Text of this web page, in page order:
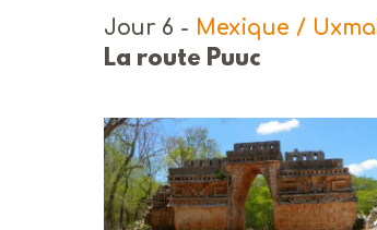
Jour 6 - Mexique /
La route Puuc